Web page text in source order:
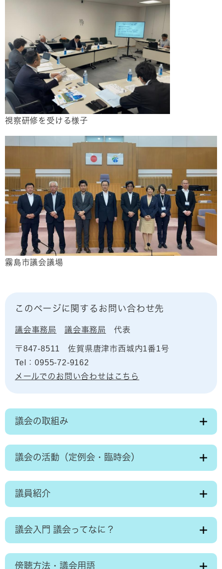
視察研修を受ける様子
​霧島市議会議場
このページに関するお問い合わせ先
議会事務局 議会事務局 代表
〒847-8511
佐賀県唐津市西城内1番1号
Tel：0955-72-9162
メールでのお問い合わせはこちら
議会の取組み
議会の活動（定例会・臨時会）
議員紹介
議会入門 議会ってなに？
傍聴方法・議会用語